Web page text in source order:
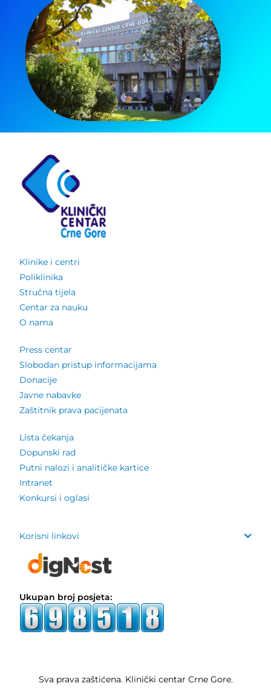
Klinike i centri
Poliklinika
Stručna tijela
Centar za nauku
O nama
Press centar
Slobodan pristup informacijama
Donacije
Javne nabavke
Zaštitnik prava pacijenata
Lista čekanja
Dopunski rad
Putni nalozi i analitičke kartice
Intranet
Konkursi i oglasi
Korisni linkovi
Ukupan broj posjeta:
Sva prava zaštićena. Klinički centar Crne Gore.